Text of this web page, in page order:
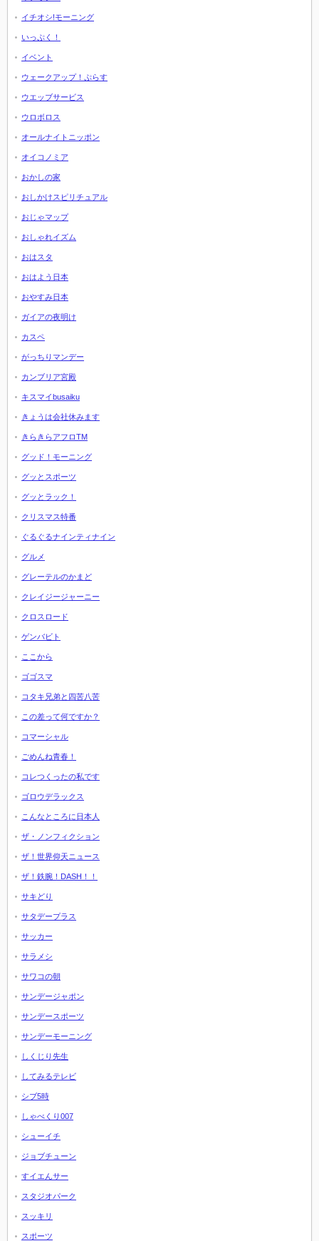
イチオシ!モーニング
いっぷく！
イベント
ウェークアップ！ぷらす
ウエッブサービス
ウロボロス
オールナイトニッポン
オイコノミア
おかしの家
おしかけスピリチュアル
おじゃマップ
おしゃれイズム
おはスタ
おはよう日本
おやすみ日本
ガイアの夜明け
カスペ
がっちりマンデー
カンブリア宮殿
キスマイbusaiku
きょうは会社休みます
きらきらアフロTM
グッド！モーニング
グッとスポーツ
グッとラック！
クリスマス特番
ぐるぐるナインティナイン
グルメ
グレーテルのかまど
クレイジージャーニー
クロスロード
ゲンバビト
ここから
ゴゴスマ
コタキ兄弟と四苦八苦
この差って何ですか？
コマーシャル
ごめんね青春！
コレつくったの私です
ゴロウデラックス
こんなところに日本人
ザ・ノンフィクション
ザ！世界仰天ニュース
ザ！鉄腕！DASH！！
サキどり
サタデープラス
サッカー
サラメシ
サワコの朝
サンデージャポン
サンデースポーツ
サンデーモーニング
しくじり先生
してみるテレビ
シブ5時
しゃべくり007
シューイチ
ジョブチューン
すイエんサー
スタジオパーク
スッキリ
スポーツ